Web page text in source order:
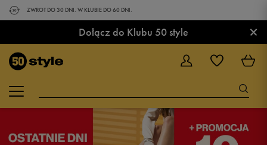
ZWROT DO 30 DNI. W KLUBIE DO 60 DNI.
Dołącz do Klubu 50 style ×